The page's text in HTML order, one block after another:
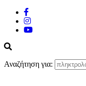
Αναζήτηση για: